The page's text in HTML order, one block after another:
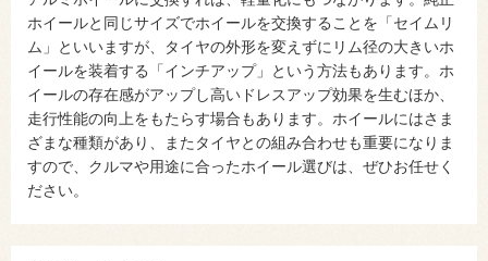
ホイールと同じサイズでホイールを交換することを「セイムリ
ム」といいますが、タイヤの外形を変えずにリム径の大きいホ
イールを装着する「インチアップ」という方法もあります。ホ
イールの存在感がアップし高いドレスアップ効果を生むほか、
走行性能の向上をもたらす場合もあります。ホイールにはさま
ざまな種類があり、またタイヤとの組み合わせも重要になりま
すので、クルマや用途に合ったホイール選びは、ぜひお任せく
ださい。